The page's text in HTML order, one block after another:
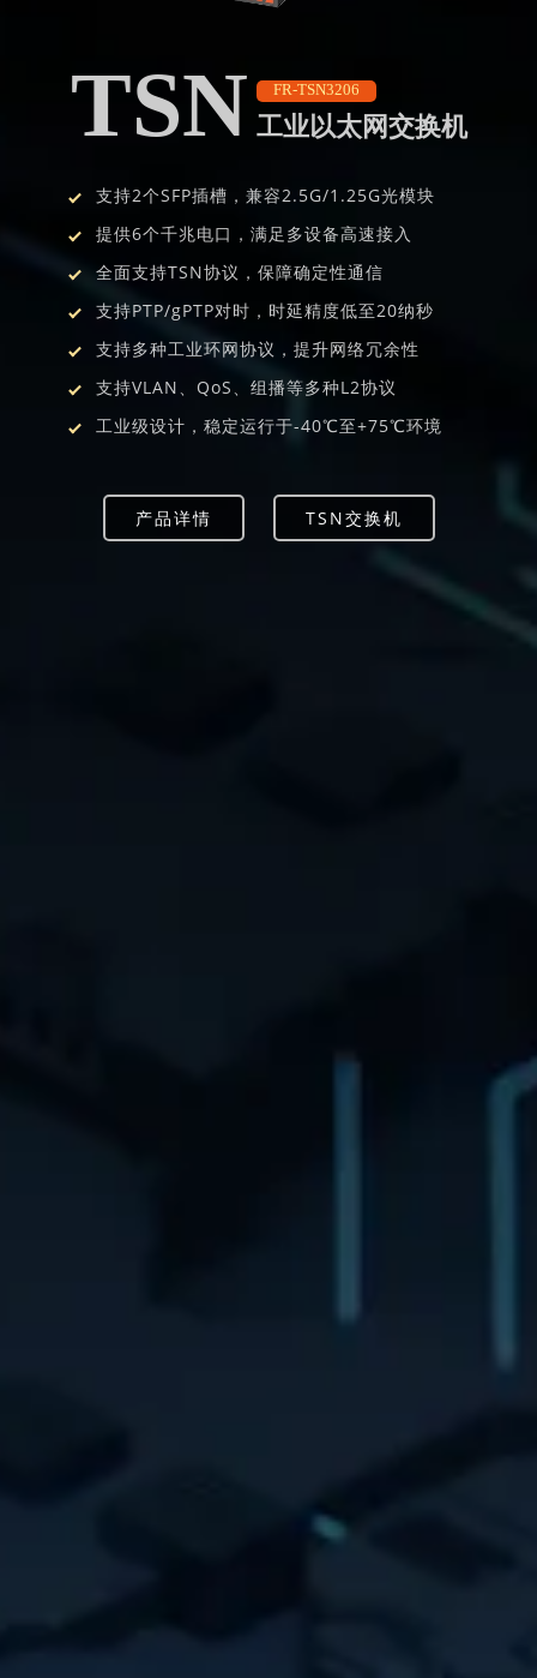
TSN FR-TSN3206
工业以太网交换机
支持2个SFP插槽，兼容2.5G/1.25G光模块
提供6个千兆电口，满足多设备高速接入
全面支持TSN协议，保障确定性通信
支持PTP/gPTP对时，时延精度低至20纳秒
支持多种工业环网协议，提升网络冗余性
支持VLAN、QoS、组播等多种L2协议
工业级设计，稳定运行于-40℃至+75℃环境
产品详情 TSN交换机